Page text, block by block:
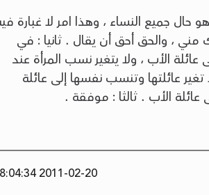
حال جميع النساء ، وهذا امر لا غبارة
، والحق أحق أن يقال . ثانيا : في
الأب ، ولا يتغير نسب المرأة عند
عائلتها وتنسب نفسها إلى عائلة
عائلة الأب . ثالثا : موفقة .
2011-02-20 18:04:34